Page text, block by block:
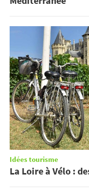
Idées tourisme
La Loire à Vélo :